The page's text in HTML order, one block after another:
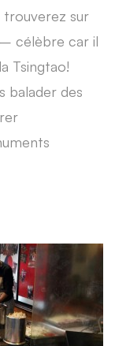
trouverez sur
célèbre car il
Tsingtao!
balader des